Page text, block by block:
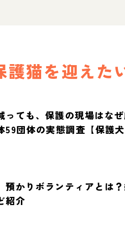
護猫を迎えた
っても、保護の現場はな
59団体の実態調査【保護
預かりボランティアとは
紹介